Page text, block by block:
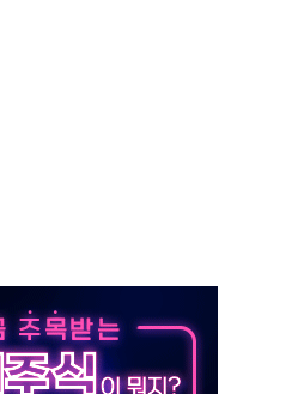
동
구조
도 넘으면 중단
소될 듯